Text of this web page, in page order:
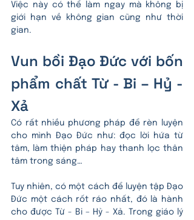
Việc này có thể làm ngay mà không bị
giới hạn về không gian cũng như thời
gian.
Vun bồi Đạo Đức với bốn
phẩm chất Từ - Bi – Hỷ -
Xả
Có rất nhiều phương pháp để rèn luyện
cho mình Đạo Đức như: đọc lời hứa từ
tâm, làm thiện pháp hay thanh lọc thân
tâm trong sáng…
Tuy nhiên, có một cách để luyện tập Đạo
Đức một cách rốt ráo nhất, đó là hành
cho được Từ - Bi – Hỷ - Xả. Trong giáo lý